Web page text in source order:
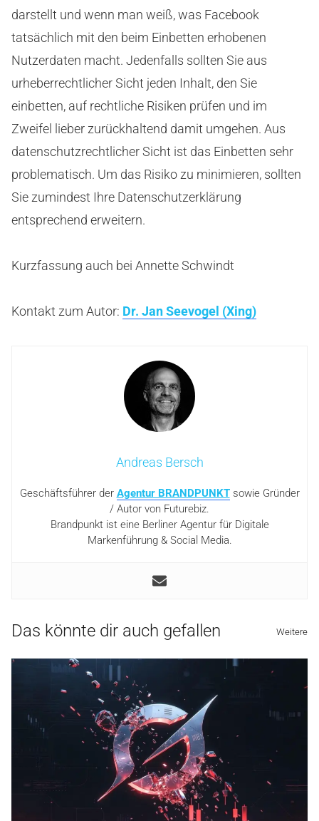
darstellt und wenn man weiß, was Facebook
tatsächlich mit den beim Einbetten erhobenen
Nutzerdaten macht. Jedenfalls sollten Sie aus
urheberrechtlicher Sicht jeden Inhalt, den Sie
einbetten, auf rechtliche Risiken prüfen und im
Zweifel lieber zurückhaltend damit umgehen. Aus
datenschutzrechtlicher Sicht ist das Einbetten sehr
problematisch. Um das Risiko zu minimieren, sollten
Sie zumindest Ihre Datenschutzerklärung
entsprechend erweitern.
Kurzfassung auch bei Annette Schwindt
Kontakt zum Autor: Dr. Jan Seevogel (Xing)
Andreas Bersch
Geschäftsführer der Agentur BRANDPUNKTsowie Gründer
/ Autor von Futurebiz.
Brandpunkt ist eine Berliner Agentur für Digitale
Markenführung & Social Media.
Das könnte dir auch gefallen Weitere